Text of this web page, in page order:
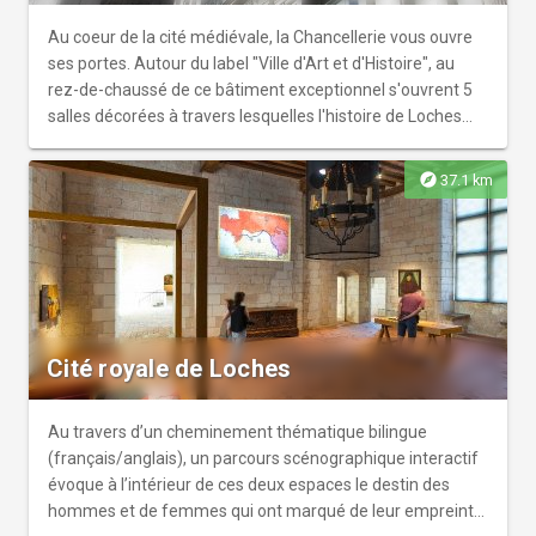
Au coeur de la cité médiévale, la Chancellerie vous ouvre
ses portes. Autour du label "Ville d'Art et d'Histoire", au
rez-de-chaussé de ce bâtiment exceptionnel s'ouvrent 5
salles décorées à travers lesquelles l'histoire de Loches
de quelques objets, revivez les grandes pages de cette
cité médiévale, capitale du Pays Lochois, du haut Moyen-
Age à la période contemporaine.
explore 37.1 km
Cité royale de Loches
Au travers d’un cheminement thématique bilingue
(français/anglais), un parcours scénographique interactif
évoque à l’intérieur de ces deux espaces le destin des
hommes et de femmes qui ont marqué de leur empreinte